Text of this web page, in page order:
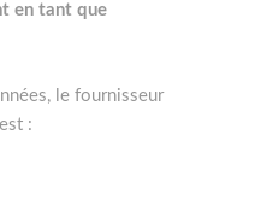
en tant que
le fournisseur
: